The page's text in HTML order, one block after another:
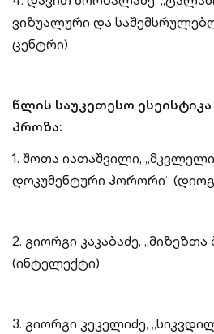
ვიზუალური და
ცენტრი)
წლის საუკეთესო
პროზა:
1. შოთა იათაშვილი,
დოკუმენტური ჰორორი“
2. გიორგი კაკაბაძე, „მიზეზთა
(ინტელექტი)
3. გიორგი კეკელიძე,